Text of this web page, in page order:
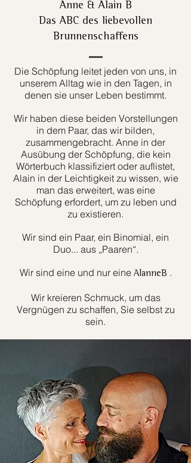
Anne & Alain B
Das ABC des liebevollen
Brunnenschaffens
Die Schöpfung leitet jeden von uns, in
unserem Alltag wie in den Tagen, in
denen sie unser Leben bestimmt.
Wir haben diese beiden Vorstellungen
in dem Paar, das wir bilden,
zusammengebracht. Anne in der
Ausübung der Schöpfung, die kein
Wörterbuch klassifiziert oder auflistet,
Alain in der Leichtigkeit zu wissen, wie
man das erweitert, was eine
Schöpfung erfordert, um zu leben und
zu existieren.
Wir sind ein Paar, ein Binomial, ein
Duo... aus „Paaren“.
Wir sind eine und nur eine AlanneB .
Wir kreieren Schmuck, um das
Vergnügen zu schaffen, Sie selbst zu
sein.